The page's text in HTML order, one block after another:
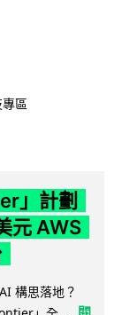
區
」計劃
元 AWS
構思落地？